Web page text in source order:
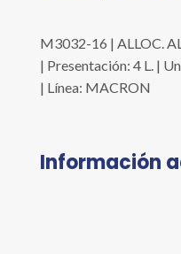
M3032-16 | ALLOC.
| Presentación: 4 L. |
| Línea: MACRON
Información